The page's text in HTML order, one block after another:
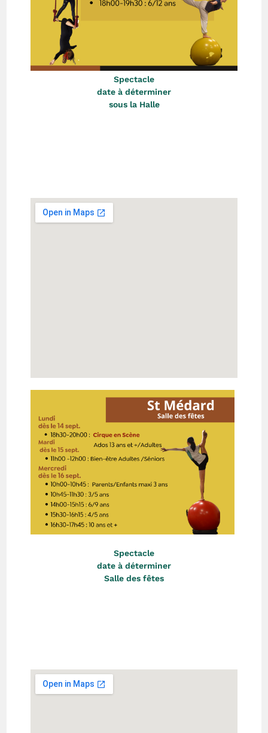
Spectacle
date à déterminer
sous la Halle
Spectacle
date à déterminer
Salle des fêtes